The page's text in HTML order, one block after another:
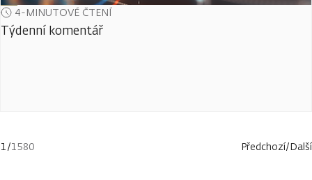
4-MINUTOVÉ ČTENÍ
Týdenní komentář
1/1580 Předchozí/Další